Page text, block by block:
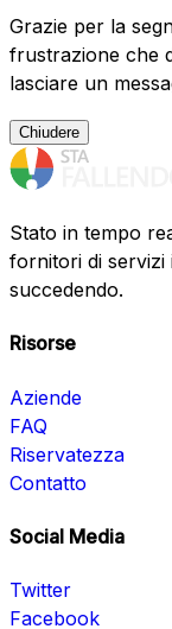
Grazie per la
frustrazione che
lasciare un
Chiudere
Stato in tempo
fornitori di servizi
succedendo.
Risorse
Aziende
FAQ
Riservatezza
Contatto
Social Media
Twitter
Facebook